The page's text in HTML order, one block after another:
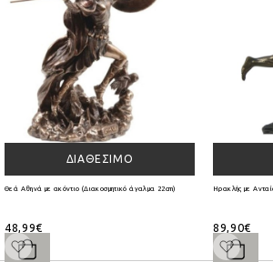
ΔΙΑΘΈΣΙΜΟ
Θεά Αθηνά με ακόντιο (Διακοσμητικό άγαλμα 22cm)
48,99€
Ηρακλής με
89,90€